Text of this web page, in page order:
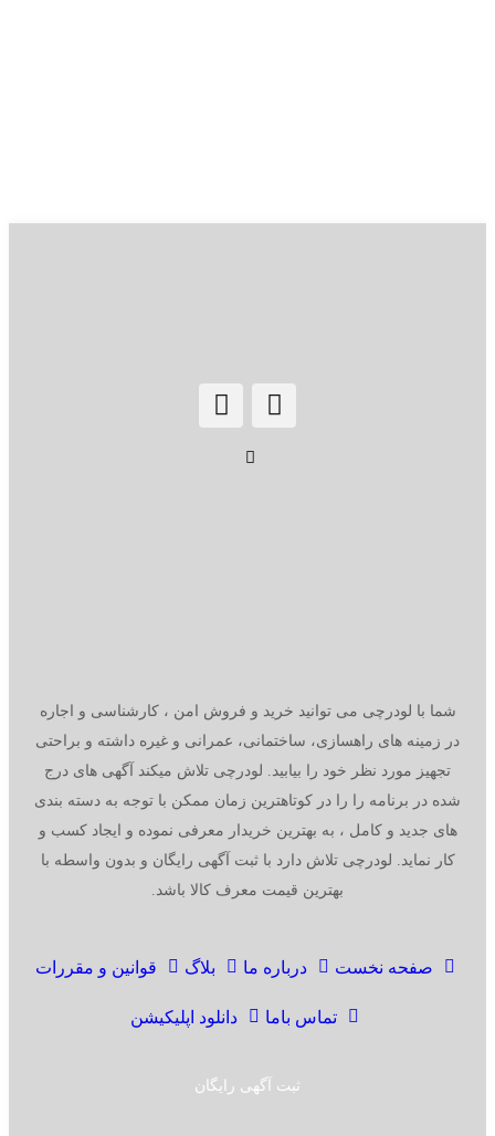
شما با لودرچی می توانید خرید و فروش امن ، کارشناسی و اجاره
زمینه های راهسازی، ساختمانی، عمرانی و غیره داشته و براحتی
تجهیز مورد نظر خود را بیابید. لودرچی تلاش میکند آگهی های درج
در برنامه را را در کوتاهترین زمان ممکن با توجه به دسته بندی
های جدید و کامل ، به بهترین خریدار معرفی نموده و ایجاد کسب و
کار نماید. لودرچی تلاش دارد با ثبت آگهی رایگان و بدون واسطه با
بهترین قیمت معرف کالا باشد.
صفحه نخست درباره ما بلاگ قوانین و مقررات
تماس باما دانلود اپلیکیشن
ثبت آگهی رایگان